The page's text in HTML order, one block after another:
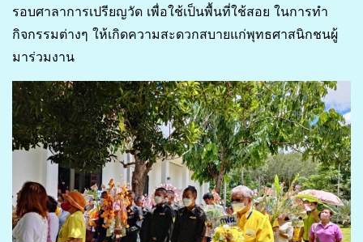
รอบศาลาการเปรียญวัด เพื่อใช้เป็นพื้นที่ใช้สอย ในการทำ
กิจกรรมต่างๆ ให้เกิดความสะดวกสบายแก่พุทธศาสนิกชนผู้
มาร่วมงาน